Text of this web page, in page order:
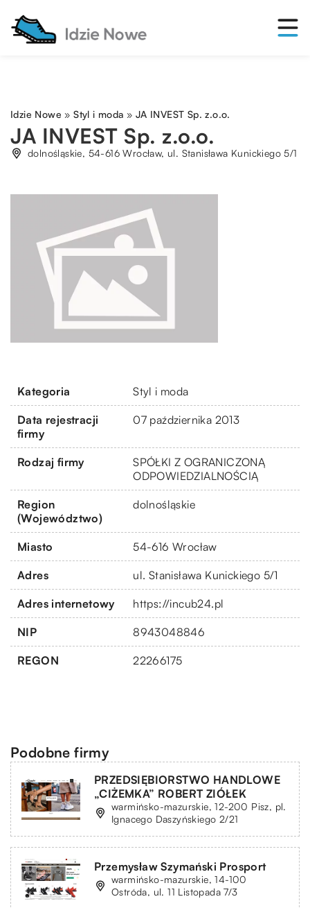
Idzie Nowe »Styl i moda » JA INVEST Sp. z.o.o.
JA INVEST Sp. z.o.o.
dolnośląskie, 54-616 Wrocław, ul. Stanisława Kunickiego 5/1
Kategoria Styl i moda
Data rejestracji
firmy
07 października 2013
Rodzaj firmy
SPÓŁKI Z OGRANICZONĄ
ODPOWIEDZIALNOŚCIĄ
Region
(Województwo)
dolnośląskie
Miasto 54-616 Wrocław
Adres ul. Stanisława Kunickiego 5/1
Adres internetowy https://incub24.pl
NIP 8943048846
REGON 22266175
Podobne firmy
PRZEDSIĘBIORSTWO HANDLOWE
„CIŻEMKA” ROBERT ZIÓŁEK
warmińsko-mazurskie, 12-200 Pisz, pl.
Ignacego Daszyńskiego 2/21
Przemysław Szymański Prosport
warmińsko-mazurskie, 14-100
Ostróda, ul. 11 Listopada 7/3